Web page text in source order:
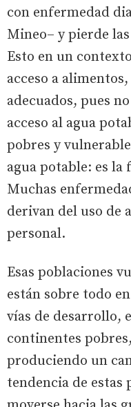
con enfermedad
Mineo– y pierde
Esto en un
acceso a
adecuados, pues
acceso al agua
pobres y
agua potable: es la
Muchas
derivan del uso de
personal.
Esas poblaciones
están sobre todo
vías de desarrollo,
continentes
produciendo un
tendencia de estas